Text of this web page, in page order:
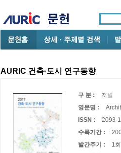
AURIC 건축·도시 연구동향
구 분 :
저널
영문명 :
ISSN :
2093-
수록기간 :
발간주기 :
1